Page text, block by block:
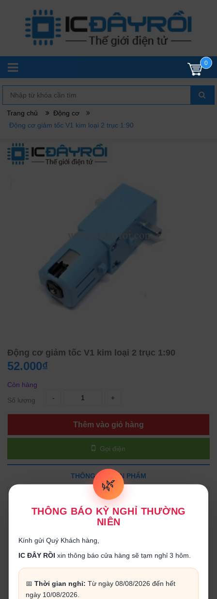
🌿
THÔNG BÁO KỲ NGHỈ THƯỜNG
NIÊN
Kính gửi Quý Khách hàng,
IC ĐÂY RỒI xin thông báo cửa hàng sẽ tạm nghỉ 3 hôm.
📅 Thời gian nghỉ: Từ ngày 08/08/2026 đến hết
ngày 10/08/2026.
0
Trang chủ
Động cơ
Động cơ giảm tốc V1 kim loại 2 trục 1:90
Động cơ giảm tốc V1 kim loại 2 trục 1:90
52.000₫
Còn hàng
Số lượng
- +
Thêm vào giỏ hàng
Gọi điện
THÔNG TIN SẢN PHẨM
Động cơ giảm tốc tỷ lệ 1:90 với tất cả bánh răng được làm
bằng kim loại cho độ bền vượt trội hơn so với động cơ bánh
răng nhựa thông thường.
Thông số kĩ thuật:
- Tỷ lệ giảm 1:90
- Tỉ số truyền: 1: 90 (động cơ quay 90 vòng trục chính